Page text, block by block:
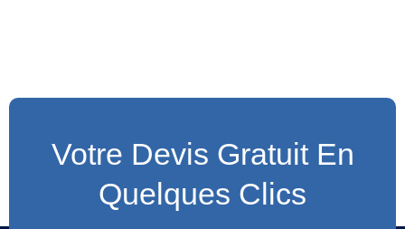
Votre Devis Gratuit En
Quelques Clics